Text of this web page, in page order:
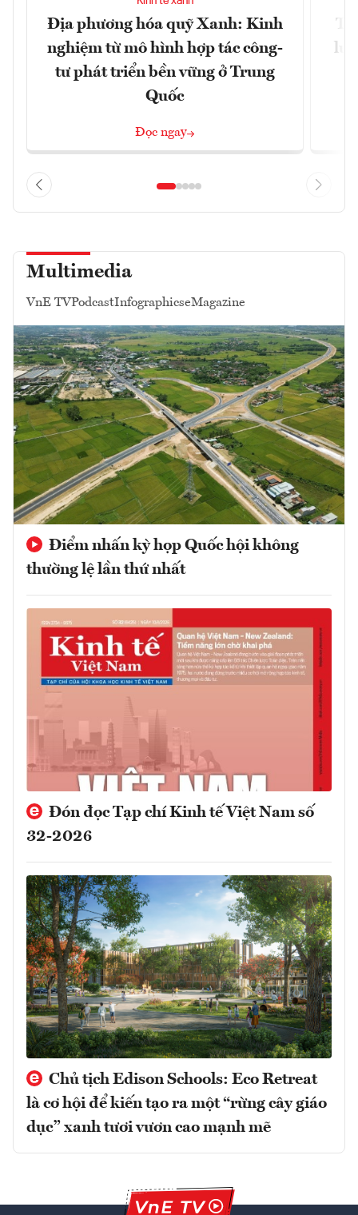
Địa phương hóa quỹ Xanh: Kinh
nghiệm từ mô hình hợp tác công-
tư phát triển bền vững ở Trung
Quốc
Đọc ngay
Multimedia
VnE TVPodcastInfographicseMagazine
Điểm nhấn kỳ họp Quốc hội không
thường lệ lần thứ nhất
Đón đọc Tạp chí Kinh tế Việt Nam số
32-2026
Chủ tịch Edison Schools: Eco Retreat
là cơ hội để kiến tạo ra một “rừng cây giáo
dục” xanh tươi vươn cao mạnh mẽ